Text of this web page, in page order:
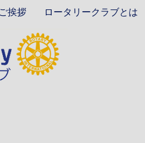
ご挨拶 ロータリークラブとは